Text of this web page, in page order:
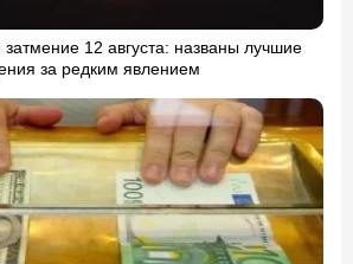
12 августа: названы лучшие
за редким явлением